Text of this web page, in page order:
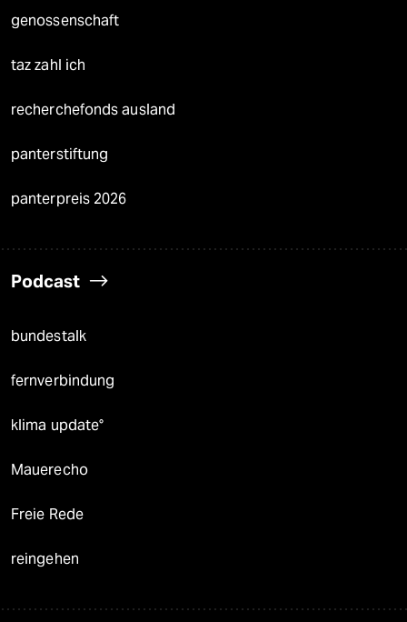
genossenschaft
taz zahl ich
recherchefonds ausland
panterstiftung
panterpreis 2026
Podcast
bundestalk
fernverbindung
klima update°
Mauerecho
Freie Rede
reingehen